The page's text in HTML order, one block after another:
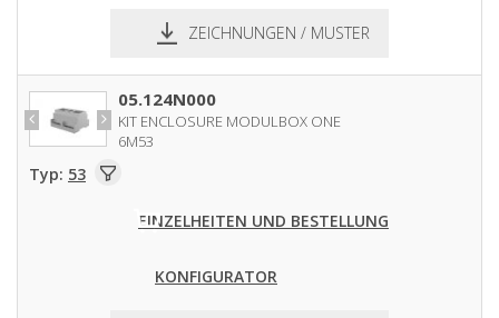
ZEICHNUNGEN / MUSTER
05.124N000
KIT ENCLOSURE MODULBOX ONE
6M53
Typ: 53
EINZELHEITEN UND BESTELLUNG
KONFIGURATOR